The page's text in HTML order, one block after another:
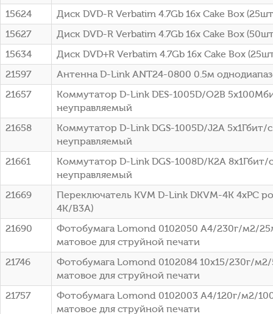
15624
Диск DVD-R Verbatim 4.7Gb 16x Cake Box
15627
Диск DVD-R Verbatim 4.7Gb 16x Cake Box
15634
Диск DVD+R Verbatim 4.7Gb 16x Cake Box
21597
Антенна D-Link ANT24-0800 0.5м
21657
Коммутатор D-Link DES-1005D/O2B
неуправляемый
21658
Коммутатор D-Link DGS-1005D/J2A 5x1Гбит/с
неуправляемый
21661
Коммутатор D-Link DGS-1008D/K2A 8x1Гбит/с
неуправляемый
21669
Переключатель KVM D-Link DKVM-4K 4xPC
4K/B3A)
21690
Фотобумага Lomond 0102050 A4/230г/м2/
матовое для струйной печати
21746
Фотобумага Lomond 0102084 10x15/230г/
матовое для струйной печати
21757
Фотобумага Lomond 0102003 A4/120г/м2/
матовое для струйной печати